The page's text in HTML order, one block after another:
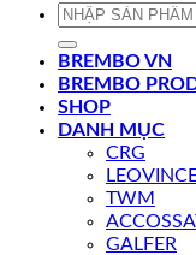
Tìm
BREMBO VN
BREMBO
SHOP
DANH MỤC
CRG
TWM
GALFER